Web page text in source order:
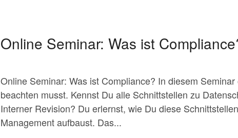
Online Seminar: Was ist
Online Seminar: Was ist Compliance? In diesem
beachten musst. Kennst Du alle Schnittstellen zu
Interner Revision? Du erlernst, wie Du diese
Management aufbaust. Das...